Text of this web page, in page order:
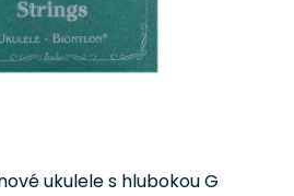
ukulele s hlubokou G